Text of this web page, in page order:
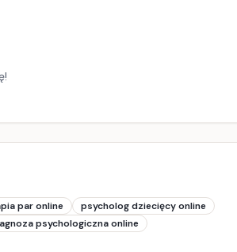
par online
psycholog dziecięcy online
psychologiczna online